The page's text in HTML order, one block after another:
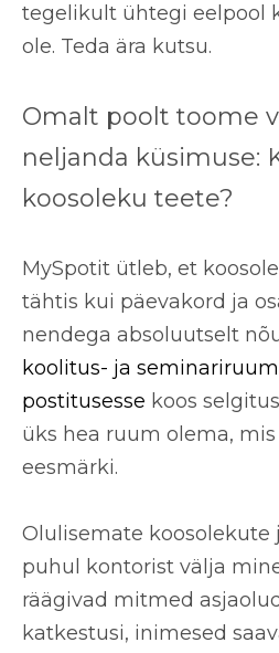
tegelikult ühtegi eelpool
ole. Teda ära kutsu.
Omalt poolt toome
neljanda küsimuse:
koosoleku teete?
MySpotit ütleb, et
tähtis kui päevakord ja
nendega absoluutselt
koolitus- ja
postitusesse koos
üks hea ruum olema,
eesmärki.
Olulisemate koosolekute
puhul kontorist välja
räägivad mitmed
katkestusi, inimesed